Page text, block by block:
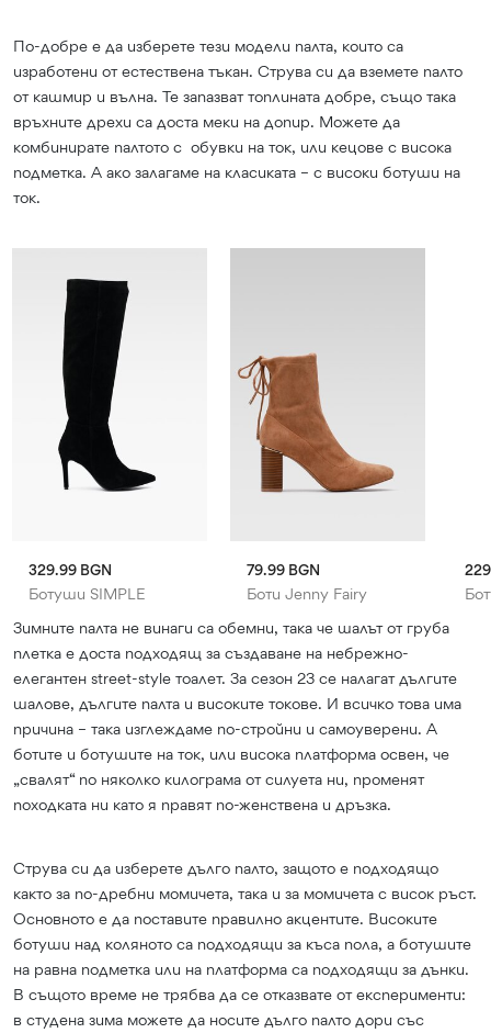
По-добре е да изберете тези модели палта, които са
изработени от естествена тъкан. Струва си да вземете палто
от кашмир и вълна. Те запазват топлината добре, също така
връхните дрехи са доста меки на допир. Можете да
комбинирате палтото с обувки на ток, или кецове с висока
подметка. А ако залагаме на класиката – с високи ботуши на
ток.
Ботуши SIMPLE
329.99 BGN
Боти Jenny Fairy
79.99 BGN
Зимните палта не винаги са обемни, така че шалът от груба
плетка е доста подходящ за създаване на небрежно-
елегантен street-style тоалет. За сезон 23 се налагат дългите
шалове, дългите палта и високите токове. И всичко това има
причина – така изглеждаме по-стройни и самоуверени. А
ботите и ботушите на ток, или висока платформа освен, че
„свалят“ по няколко килограма от силуета ни, променят
походката ни като я правят по-женствена и дръзка.
Струва си да изберете дълго палто, защото е подходящо
както за по-дребни момичета, така и за момичета с висок ръст.
Основното е да поставите правилно акцентите. Високите
ботуши над коляното са подходящи за къса пола, а ботушите
на равна подметка или на платформа са подходящи за дънки.
В същото време не трябва да се отказвате от експерименти:
в студена зима можете да носите дълго палто дори със